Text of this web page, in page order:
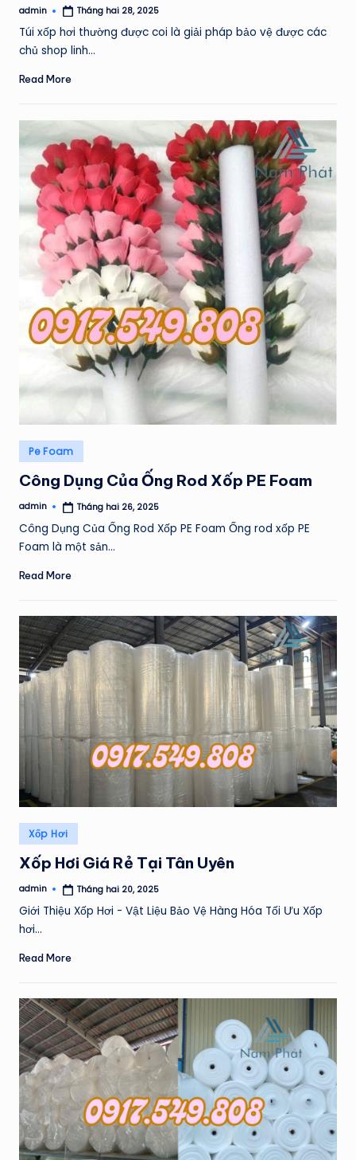
Posted
admin Tháng hai 28, 2025
Túi xốp hơi thường được coi là giải pháp bảo vệ được các
chủ shop linh…
Read More
Posted
in
Pe Foam
Công Dụng Của Ống Rod Xốp PE Foam
Posted
admin Tháng hai 26, 2025
Công Dụng Của Ống Rod Xốp PE Foam Ống rod xốp PE
Foam là một sản…
Read More
Posted
in
Xốp Hơi
Xốp Hơi Giá Rẻ Tại Tân Uyên
Posted
admin Tháng hai 20, 2025
Giới Thiệu Xốp Hơi - Vật Liệu Bảo Vệ Hàng Hóa Tối Ưu Xốp
hơi…
Read More